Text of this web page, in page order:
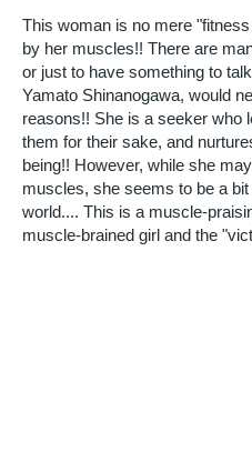
This woman is no mere
by her muscles!! There are
or just to have something to
Yamato Shinanogawa, would
reasons!! She is a seeker who
them for their sake, and
being!! However, while she
muscles, she seems to be a
world.... This is a muscle-
muscle-brained girl and the